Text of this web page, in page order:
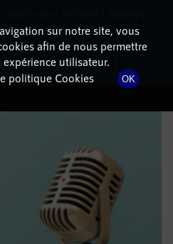
L'ÉMISSION
sur notre site, vous
afin de nous permettre
expérience utilisateur.
politique Cookies
OK
l'installer.
l'application